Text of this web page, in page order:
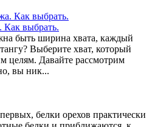
выбрать.
быть ширина хвата, каждый
Выберите хват, который
целям. Давайте рассмотрим
вы ник...
белки орехов практически